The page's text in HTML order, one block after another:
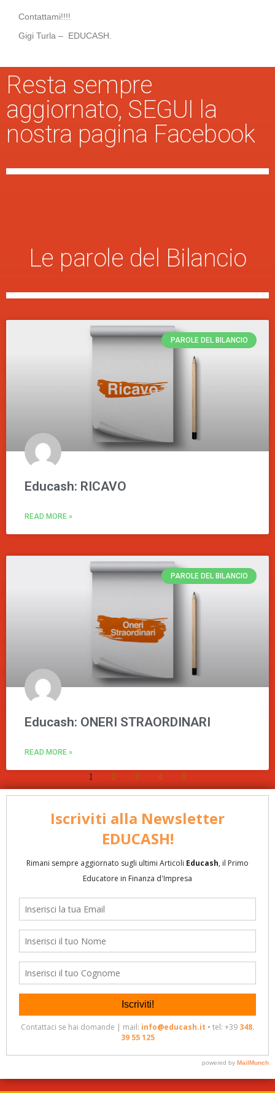
Contattami!!!!
Gigi Turla – EDUCASH.
Resta sempre
aggiornato, SEGUI la
nostra pagina Facebook
Le parole del Bilancio
PAROLE DEL BILANCIO
Educash: RICAVO
READ MORE »
PAROLE DEL BILANCIO
Educash: ONERI STRAORDINARI
READ MORE »
1 2 3 4 5